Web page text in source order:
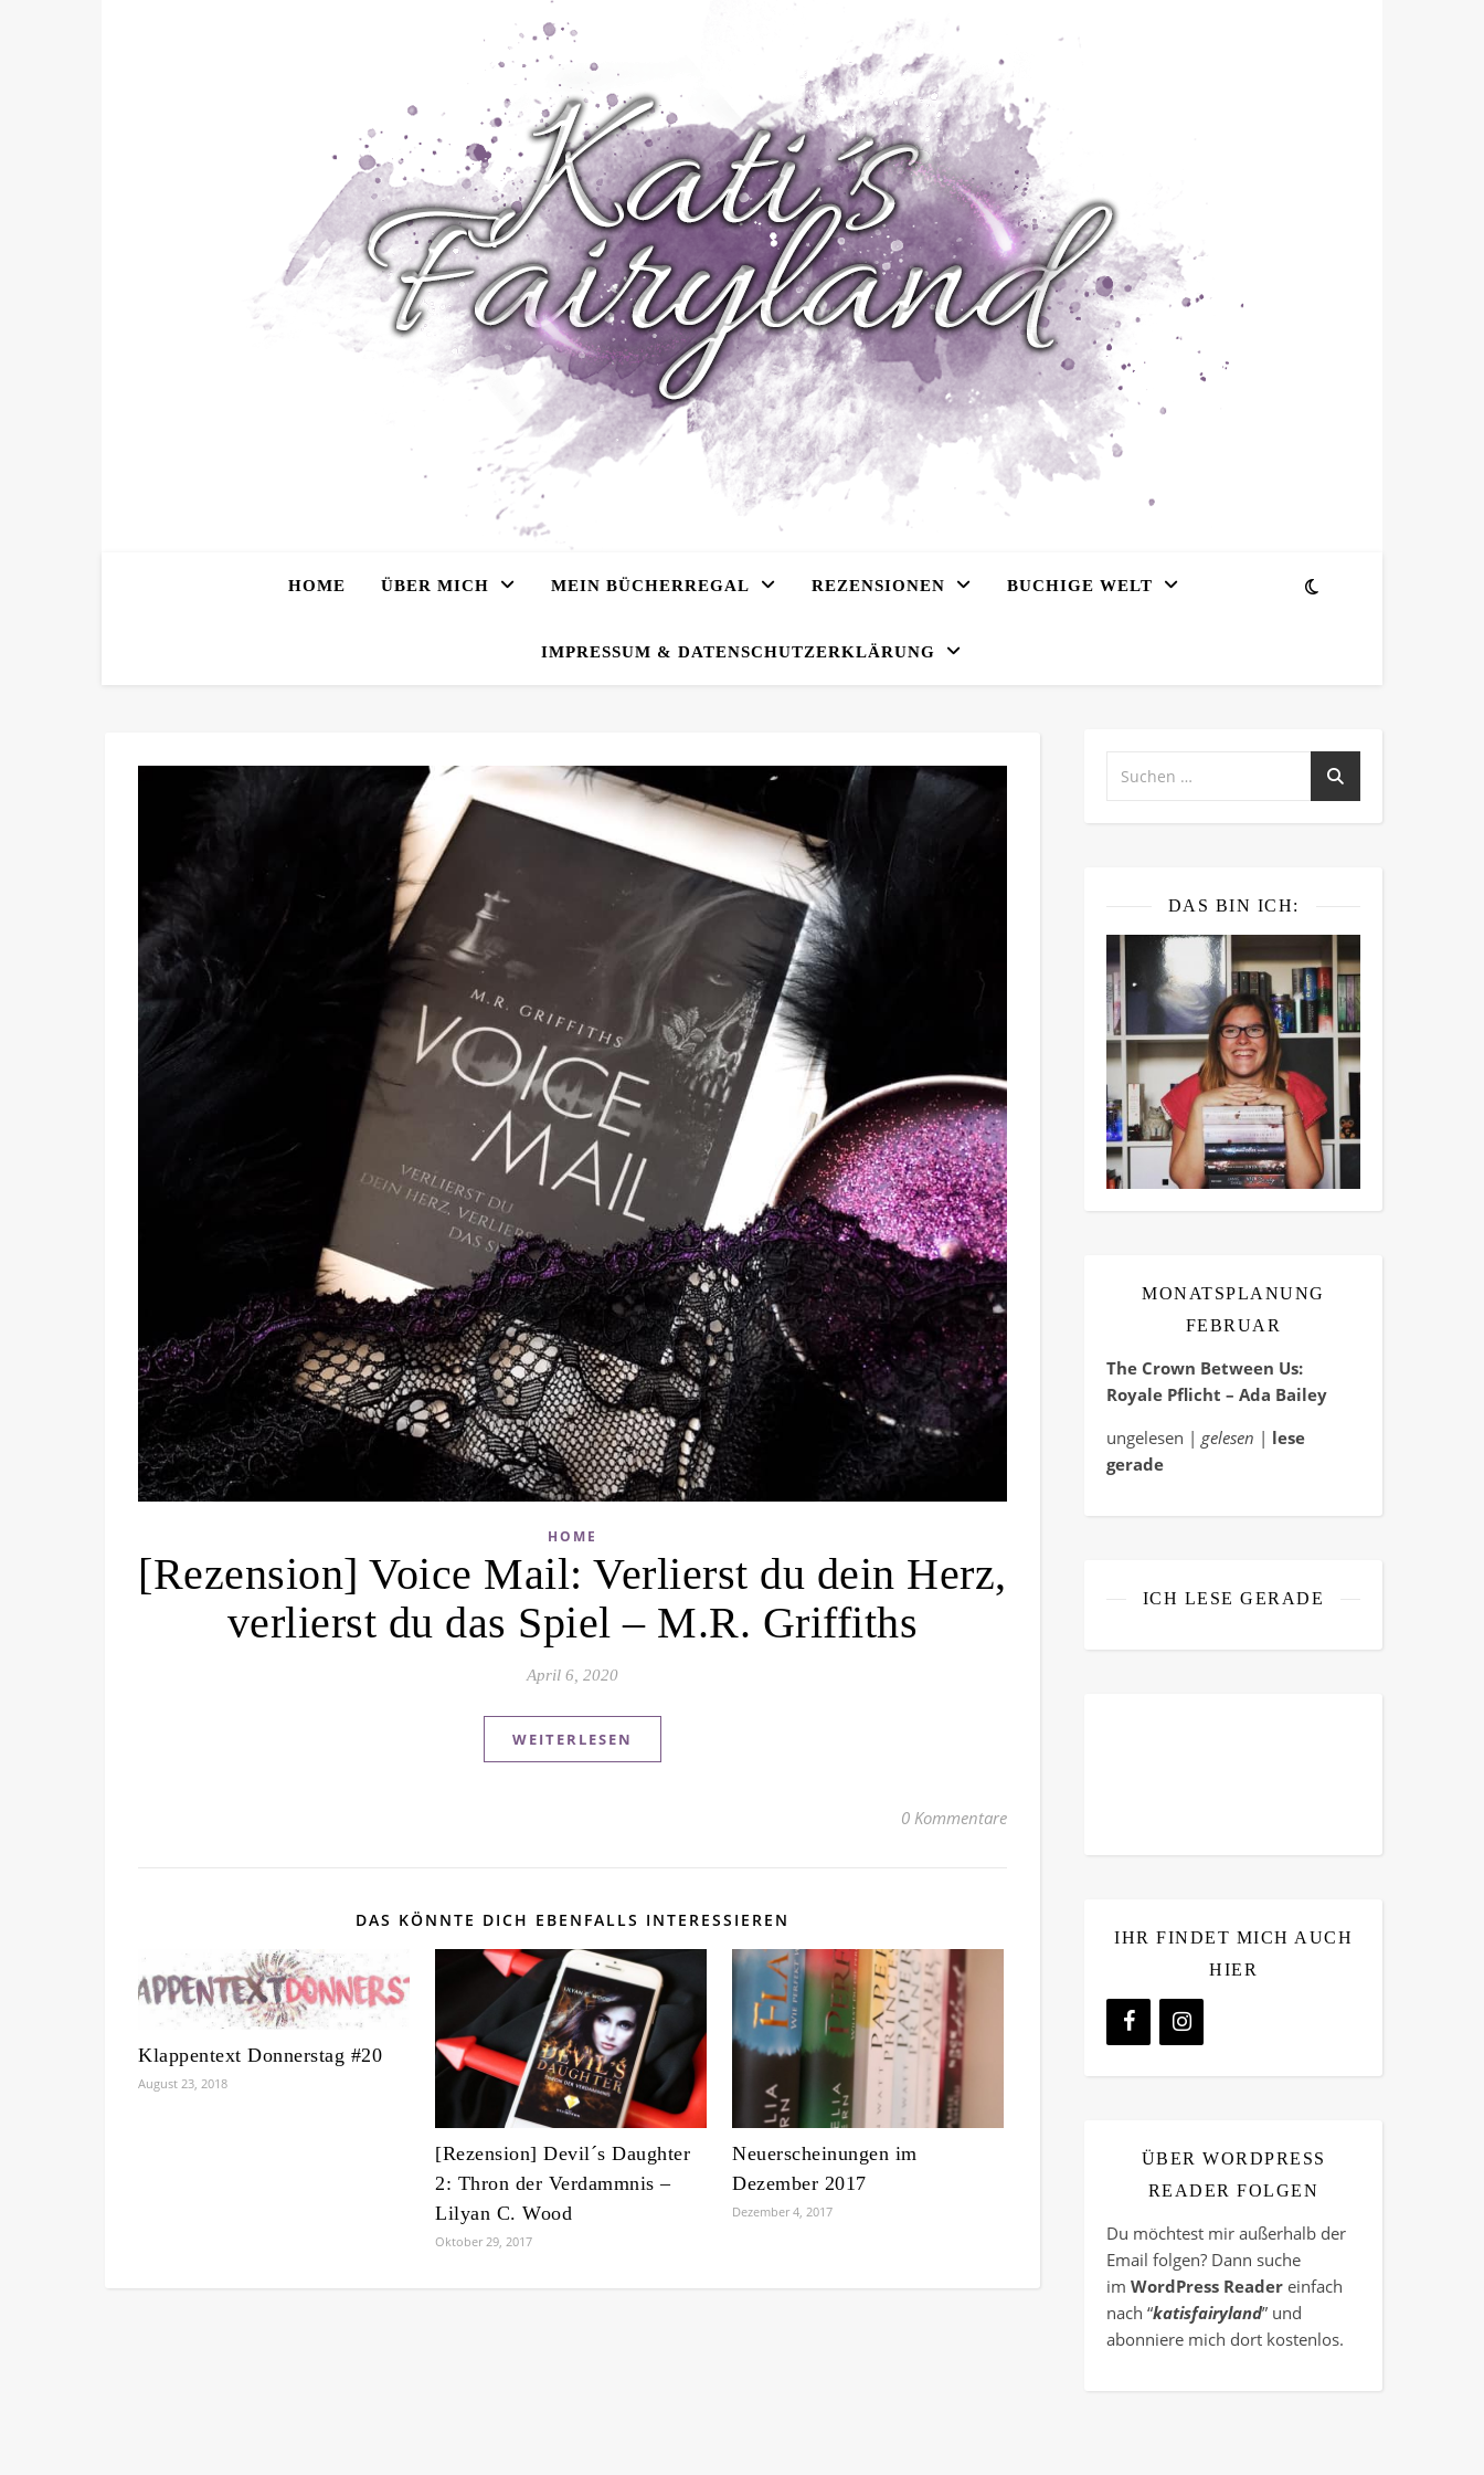
HOME ÜBER MICH MEIN BÜCHERREGAL REZENSIONEN BUCHIGE WELT
IMPRESSUM & DATENSCHUTZERKLÄRUNG
HOME
[Rezension] Voice Mail: Verlierst du dein Herz,
verlierst du das Spiel – M.R. Griffiths
April 6, 2020
WEITERLESEN
0 Kommentare
DAS KÖNNTE DICH EBENFALLS INTERESSIEREN
Klappentext Donnerstag #20
August 23, 2018
[Rezension] Devil´s Daughter
2: Thron der Verdammnis –
Lilyan C. Wood
Oktober 29, 2017
Neuerscheinungen im
Dezember 2017
Dezember 4, 2017
DAS BIN ICH:
MONATSPLANUNG
FEBRUAR
The Crown Between Us:
Royale Pflicht – Ada Bailey
ungelesen | gelesen | lese
gerade
ICH LESE GERADE
IHR FINDET MICH AUCH
HIER
ÜBER WORDPRESS
READER FOLGEN
Du möchtest mir außerhalb der
Email folgen? Dann suche
im WordPress Reader einfach
nach “katisfairyland” und
abonniere mich dort kostenlos.